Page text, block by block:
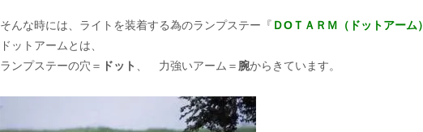
そんな時には、ライトを装着する為のランプステー『 ＤOＴＡＲＭ（ドットアーム）
ドットアームとは、
ランプステーの穴＝ ドット 、 力強いアーム＝ 腕からきています。